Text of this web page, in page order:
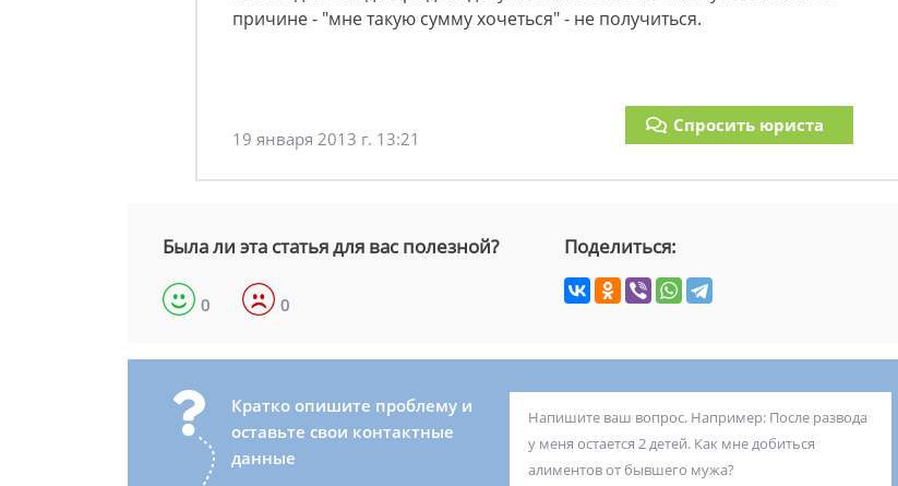
причине - "мне такую сумму хочеться" - не получиться.
19 января 2013 г. 13:21
Спросить юриста
Была ли эта статья для вас полезной?
0 0
Поделиться:
Кратко опишите проблему и
оставьте свои контактные
данные